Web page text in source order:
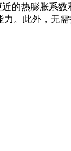
的热膨胀系
。此外，无